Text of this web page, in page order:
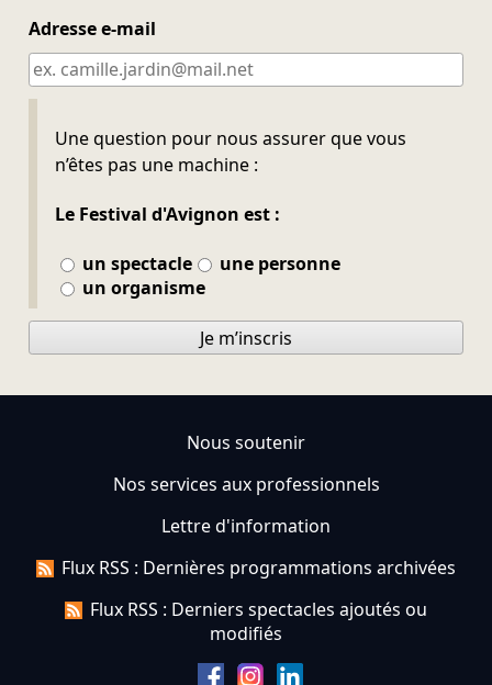
Adresse e-mail
Une question pour nous assurer que vous
n’êtes pas une machine :
Le Festival d'Avignon est :
un spectacle
une personne
un organisme
Ne pas remplir
Je m’inscris
Nous soutenir
Nos services aux professionnels
Lettre d'information
Flux RSS : Dernières programmations archivées
Flux RSS : Derniers spectacles ajoutés ou
modifiés